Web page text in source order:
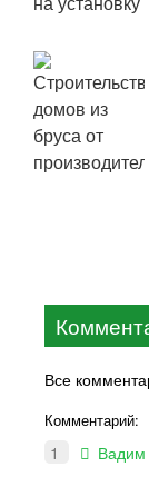
Все
Комментарий:
1 Вадим